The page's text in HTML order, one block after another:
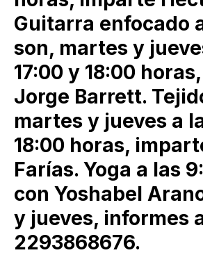
Guitarra enfocado
son, martes y
17:00 y 18:00
Jorge Barrett.
martes y jueves a
18:00 horas,
Farías. Yoga a las
con Yoshabel
y jueves, informes
2293868676.